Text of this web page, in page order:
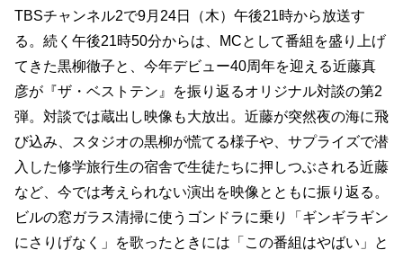
TBSチャンネル2で9月24日（木）午後21時から放送す
る。続く午後21時50分からは、MCとして番組を盛り上げ
てきた黒柳徹子と、今年デビュー40周年を迎える近藤真
彦が『ザ・ベストテン』を振り返るオリジナル対談の第2
弾。対談では蔵出し映像も大放出。近藤が突然夜の海に飛
び込み、スタジオの黒柳が慌てる様子や、サプライズで潜
入した修学旅行生の宿舎で生徒たちに押しつぶされる近藤
など、今では考えられない演出を映像とともに振り返る。
ビルの窓ガラス清掃に使うゴンドラに乗り「ギンギラギン
にさりげなく」を歌ったときには「この番組はやばい」と